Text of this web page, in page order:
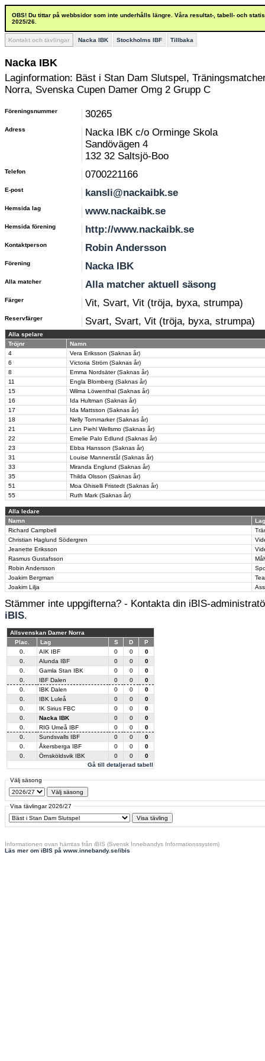
OBS! Du tittar på webbsidor som inte underhålls längre. Våra resultat-, tabell- och
2025/26.
Kontakt och tävlingar Nacka IBK Stockholms IBF Tillbaka
Nacka IBK
Laginformation: Bäst i Stan Dam Slutspel,
Norra, Svenska Cupen Damer Omg 2 Grupp C
Föreningsnummer 30265
Adress
Nacka IBK c/o Orminge Skola
Sandövägen 4
132 32 Saltsjö-Boo
Telefon 0700221166
E-post kansli@nackaibk.se
Hemsida lag www.nackaibk.se
Hemsida förening http://www.nackaibk.se
Kontaktperson Robin Andersson
Förening Nacka IBK
Alla matcher Alla matcher aktuell säsong
Färger Vit, Svart, Vit (tröja, byxa, strumpa)
Reservfärger Svart, Svart, Vit (tröja, byxa, strumpa)
Alla spelare
Tröjnr
Namn
4
Vera Eriksson (Saknas år)
6
Victoria Ström (Saknas år)
8
Emma Nordsäter (Saknas år)
11
Engla Blomberg (Saknas år)
15
Wilma Löwenthal (Saknas år)
16
Ida Hultman (Saknas år)
17
Ida Mattsson (Saknas år)
18
Nelly Tornmarker (Saknas år)
21
Linn Piehl Wellsmo (Saknas år)
22
Emelie Palo Edlund (Saknas år)
23
Ebba Hansson (Saknas år)
31
Louise Mannerstål (Saknas år)
33
Miranda Englund (Saknas år)
35
Thilda Olsson (Saknas år)
51
Moa Ghiselli Fristedt (Saknas år)
55
Ruth Mark (Saknas år)
Alla ledare
Namn
Richard Campbell
Christian Haglund Södergren
Jeanette Eriksson
Rasmus Gustafsson
Robin Andersson
Joakim Bergman
Joakim Lilja
Stämmer inte uppgifterna? - Kontakta din iBIS-
iBIS.
Allsvenskan Damer Norra
Plac.
Lag S D P
Gå till detaljerad tabell
0. AIK IBF 0 0
0
0.
Alunda IBF 0 0
0
0.
Gamla Stan IBK 0 0
0
0.
IBF Dalen 0 0
0
0.
IBK Dalen 0 0
0
0.
IBK Luleå 0 0
0
0.
IK Sirius FBC 0 0
0
0.
Nacka IBK 0 0
0
0.
RIG Umeå IBF 0 0
0
0.
Sundsvalls IBF 0 0
0
0.
Åkersberga IBF 0 0
0
0.
Örnsköldsvik IBK 0 0 0
Välj säsong
Visa tävlingar 2026/27
Informationen ovan hämtas från iBIS (Svensk Innebandys Informationssystem)
Läs mer om iBIS på www.innebandy.se/ibis